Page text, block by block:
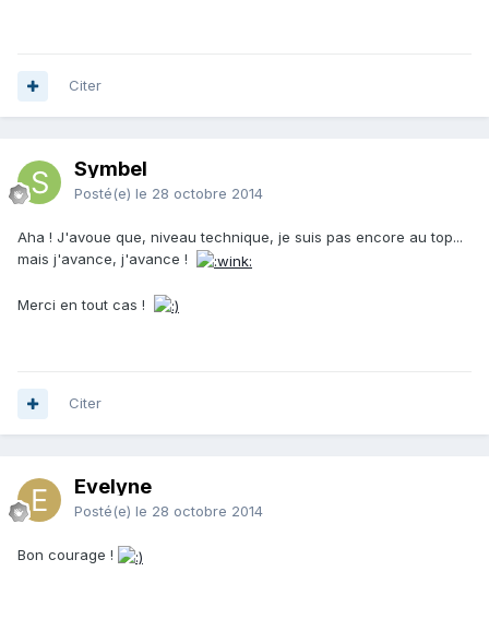
Citer
Symbel
Posté(e) le 28 octobre 2014
Aha ! J'avoue que, niveau technique, je suis pas encore au top...
mais j'avance, j'avance !
Merci en tout cas !
Citer
Evelyne
Posté(e) le 28 octobre 2014
Bon courage !